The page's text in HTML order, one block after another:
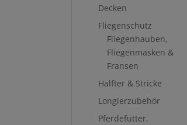
Decken
Fliegenschutz
Fliegenhauben,
Fliegenmasken &
Fransen
Halfter & Stricke
Longierzubehör
Pferdefutter,